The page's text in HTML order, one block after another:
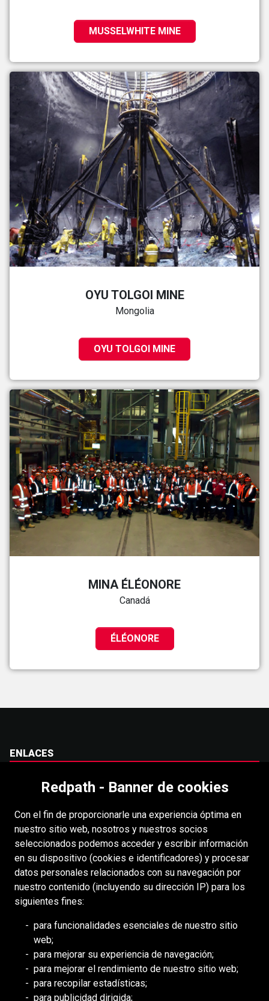
Redpath - Banner de cookies
Con el fin de proporcionarle una experiencia óptima en
nuestro sitio web, nosotros y nuestros socios
seleccionados podemos acceder y escribir información
en su dispositivo (cookies e identificadores) y procesar
datos personales relacionados con su navegación por
nuestro contenido (incluyendo su dirección IP) para los
siguientes fines:
para funcionalidades esenciales de nuestro sitio
web;
para mejorar su experiencia de navegación;
para mejorar el rendimiento de nuestro sitio web;
para recopilar estadísticas;
para publicidad dirigida;
MUSSELWHITE MINE
OYU TOLGOI MINE
Mongolia
OYU TOLGOI MINE
MINA ÉLÉONORE
Canadá
ÉLÉONORE
ENLACES
Derechos de autor
Acceso
Portal para proveedores
Política de cookies
DEILMANN
Consejo de Mongolia (BCM)
Consejo de DDHH Minero (MiHR)